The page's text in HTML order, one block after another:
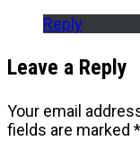
Reply
Leave a Reply
Your email
fields are marked *